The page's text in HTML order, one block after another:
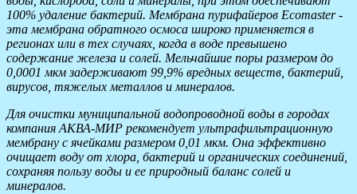
100% удаление бактерий. Мембрана пурифайеров Ecomaster -
эта мембрана обратного осмоса широко применяется в
регионах или в тех случаях, когда в воде превышено
содержание железа и солей. Мельчайшие поры размером до
0,0001 мкм задерживают 99,9% вредных веществ, бактерий,
вирусов, тяжелых металлов и минералов.
Для очистки муниципальной водопроводной воды в городах
компания АКВА-МИР рекомендует ультрафильтрационную
мембрану с ячейками размером 0,01 мкм. Она эффективно
очищает воду от хлора, бактерий и органических соединений,
сохраняя пользу воды и ее природный баланс солей и
минералов.